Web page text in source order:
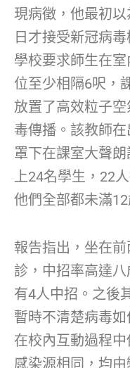
現病徵，他最初
日才接受新冠病
學校要求師生在
位至少相隔6呎，
放置了高效粒子
毒傳播。該教師
罩下在課室大聲
上24名學生，22
他們全部都未滿
報告指出，坐在
診，中招率高達
有4人中招。之後
暫時不清楚病毒
在校內互動過程
感染源相同，均